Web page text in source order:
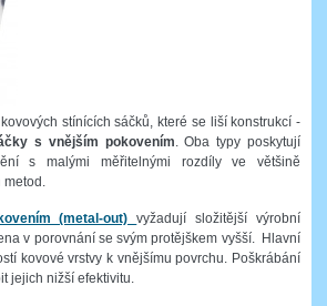
stínících sáčků, které se liší konstrukcí -
s vnějším pokovením . Oba typy poskytují
s malými měřitelnými rozdíly ve většině
(metal-out)vyžadují složitější výrobní
v porovnání se svým protějškem vyšší. Hlavní
kovové vrstvy k vnějšímu povrchu. Poškrábání
jejich nižší efektivitu.